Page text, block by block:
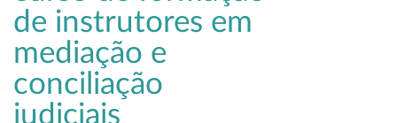
de instrutores em
mediação e
conciliação
judiciais